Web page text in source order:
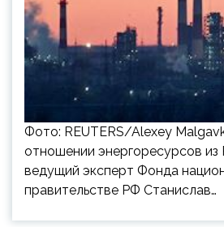
Фото: REUTERS/Alexey
отношении энергоресурсов из
ведущий эксперт Фонда
правительстве РФ Станислав…